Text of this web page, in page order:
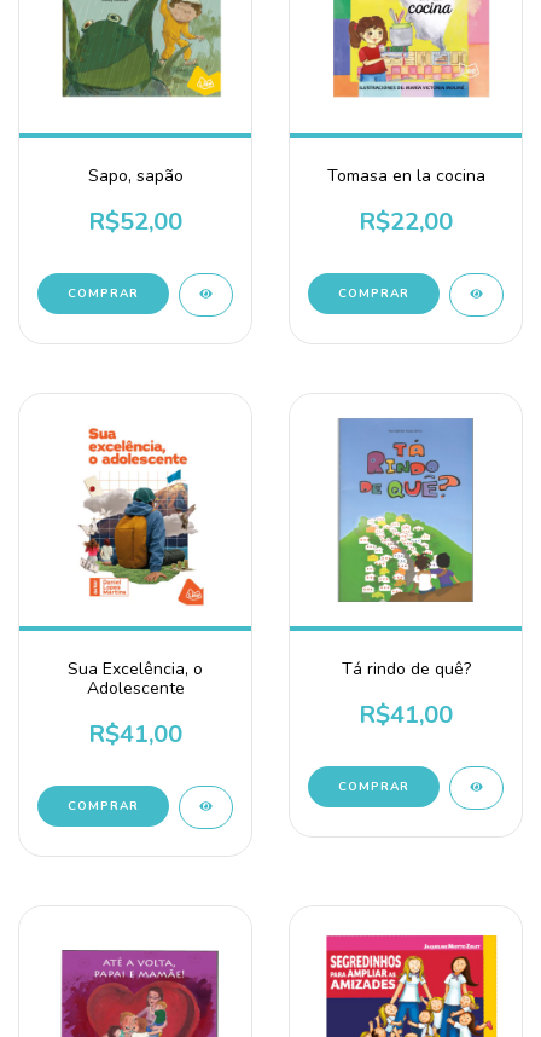
Sapo, sapão
R$52,00
Tomasa en la cocina
R$22,00
Sua Excelência, o
Adolescente
R$41,00
Tá rindo de quê?
R$41,00